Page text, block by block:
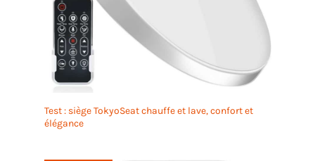
assistance. Nous nous engageons à rendre votre
installation sans tracas et votre expérience
d'utilisation aussi fluide que possible.
Test : siège TokyoSeat chauffe et lave, confort et
élégance